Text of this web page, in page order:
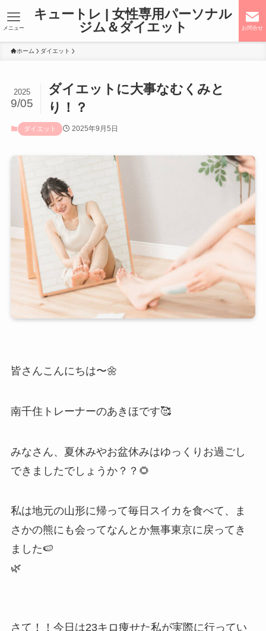
キュートレ | 女性専用パーソナル
ジム＆ダイエット
お問合せ
メニュー
ホーム ダイエット
ダイエットに大事なむくみと
り！？
2025
9/05
ダイエット 2025年9月5日
皆さんこんにちは〜🌼
南千住トレーナーのあきほです🥰
みなさん、夏休みやお盆休みはゆっくりお過ごし
できましたでしょうか？？🌻
私は地元の山形に帰って毎日スイカを食べて、ま
さかの熊にも会ってなんとか無事東京に戻ってき
ました🍉
🌿
さて！！今日は23キロ痩せた私が実際に行ってい